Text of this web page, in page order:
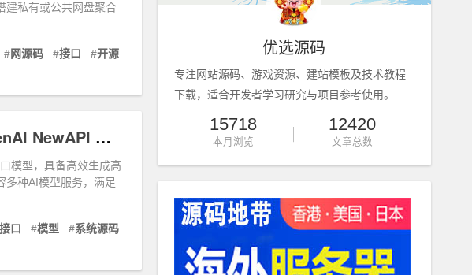
建私有或公共网盘聚合
#网源码 #接口 #开源
AI图片视频创作系统源码V2版本 可以对接 OpenAI NewAPI 等主流接口模型
模型，具备高效生成高
多种AI模型服务，满足
口 #模型 #系统源码
优选源码
专注网站源码、游戏资源、建站模板及技术教程
下载，适合开发者学习研究与项目参考使用。
15718
本月浏览
12420
文章总数